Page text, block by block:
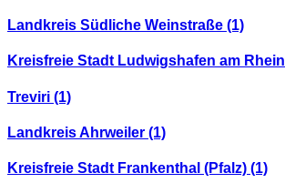
Landkreis Südliche Weinstraße (1)
Kreisfreie Stadt Ludwigshafen am Rhein
Treviri (1)
Landkreis Ahrweiler (1)
Kreisfreie Stadt Frankenthal (Pfalz) (1)